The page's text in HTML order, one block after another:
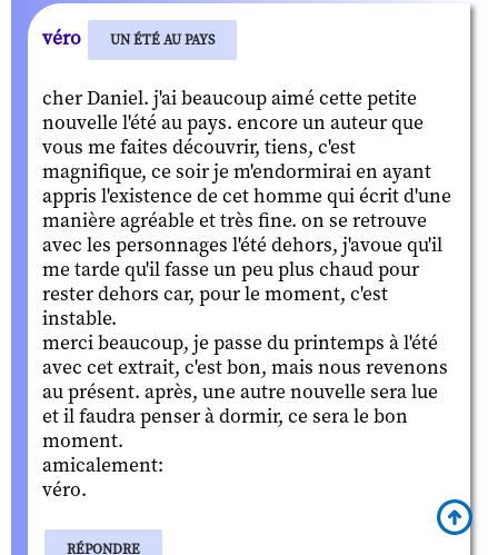
véro UN ÉTÉ AU PAYS
cher Daniel. j'ai beaucoup aimé cette petite
nouvelle l'été au pays. encore un auteur que
vous me faites découvrir, tiens, c'est
magnifique, ce soir je m'endormirai en ayant
appris l'existence de cet homme qui écrit d'une
manière agréable et très fine. on se retrouve
avec les personnages l'été dehors, j'avoue qu'il
me tarde qu'il fasse un peu plus chaud pour
rester dehors car, pour le moment, c'est
instable.
merci beaucoup, je passe du printemps à l'été
avec cet extrait, c'est bon, mais nous revenons
au présent. après, une autre nouvelle sera lue
et il faudra penser à dormir, ce sera le bon
moment.
amicalement:
véro.
RÉPONDRE